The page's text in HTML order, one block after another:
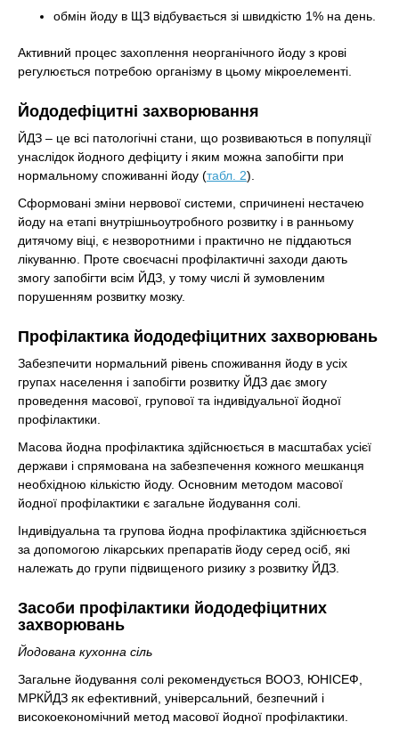
обмін йоду в ЩЗ відбувається зі швидкістю 1% на день.
Активний процес захоплення неорганічного йоду з крові
регулюється потребою організму в цьому мікроелементі.
Йододефіцитні захворювання
ЙДЗ – це всі патологічні стани, що розвиваються в популяції
унаслідок йодного дефіциту і яким можна запобігти при
нормальному споживанні йоду (табл. 2).
Сформовані зміни нервової системи, спричинені нестачею
йоду на етапі внутрішньоутробного розвитку і в ранньому
дитячому віці, є незворотними і практично не піддаються
лікуванню. Проте своєчасні профілактичні заходи дають
змогу запобігти всім ЙДЗ, у тому числі й зумовленим
порушенням розвитку мозку.
Профілактика йододефіцитних захворювань
Забезпечити нормальний рівень споживання йоду в усіх
групах населення і запобігти розвитку ЙДЗ дає змогу
проведення масової, групової та індивідуальної йодної
профілактики.
Масова йодна профілактика здійснюється в масштабах усієї
держави і спрямована на забезпечення кожного мешканця
необхідною кількістю йоду. Основним методом масової
йодної профілактики є загальне йодування солі.
Індивідуальна та групова йодна профілактика здійснюється
за допомогою лікарських препаратів йоду серед осіб, які
належать до групи підвищеного ризику з розвитку ЙДЗ.
Засоби профілактики йододефіцитних
захворювань
Йодована кухонна сіль
Загальне йодування солі рекомендується ВООЗ, ЮНІСЕФ,
МРКЙДЗ як ефективний, універсальний, безпечний і
високоекономічний метод масової йодної профілактики.